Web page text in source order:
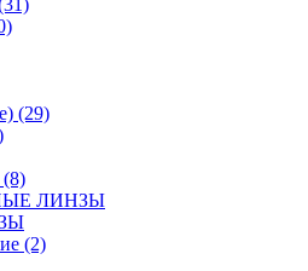
(29)
(8)
ЛИНЗЫ
(2)